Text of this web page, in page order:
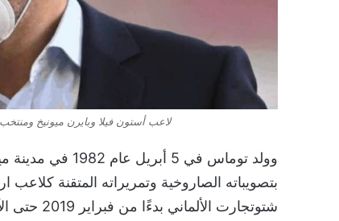
لاعب أستون فيلا وبايرن ميونيخ
وولد توماس في 5
بتصويباته الصاروخية وتمريراته المتقنة كلاعب
شتوتجارت الألماني بدءًا من فبراير 2019 حتى الآن.